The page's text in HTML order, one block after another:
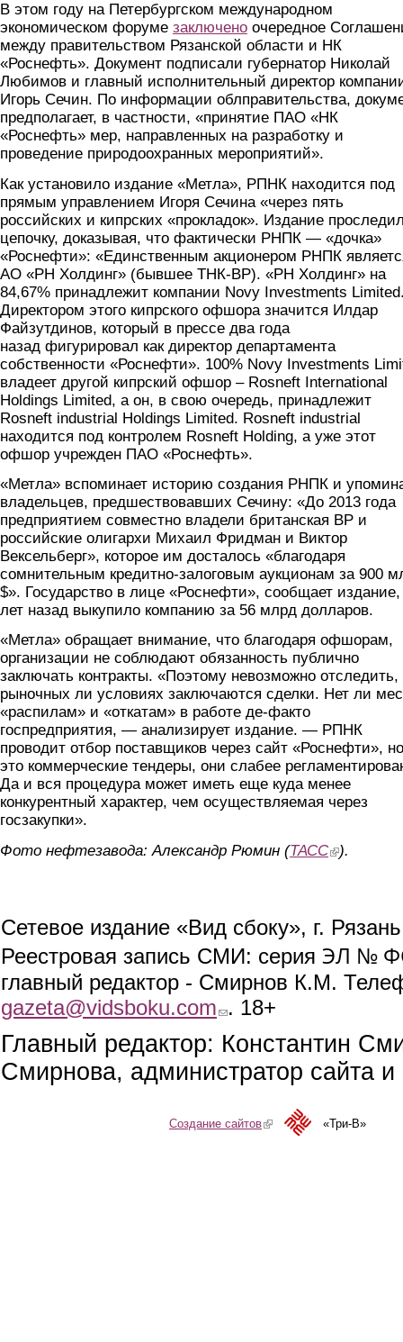
В этом году на Петербургском международном
экономическом форуме заключено очередное
между правительством Рязанской области и НК
«Роснефть». Документ подписали губернатор Николай
Любимов и главный исполнительный директор
Игорь Сечин. По информации облправительства,
предполагает, в частности, «принятие ПАО «НК
«Роснефть» мер, направленных на разработку и
проведение природоохранных мероприятий».
Как установило издание «Метла», РПНК находится под
прямым управлением Игоря Сечина «через пять
российских и кипрских «прокладок». Издание
цепочку, доказывая, что фактически РНПК — «дочка»
«Роснефти»: «Единственным акционером РНПК
АО «РН Холдинг» (бывшее ТНК-BP). «РН Холдинг» на
84,67% принадлежит компании Novy Investments
Директором этого кипрского офшора значится Илдар
Файзутдинов, который в прессе два года
назад фигурировал как директор департамента
собственности «Роснефти». 100% Novy Investments
владеет другой кипрский офшор – Rosneft International
Holdings Limited, а он, в свою очередь, принадлежит
Rosneft industrial Holdings Limited. Rosneft industrial
находится под контролем Rosneft Holding, а уже этот
офшор учрежден ПАО «Роснефть».
«Метла» вспоминает историю создания РНПК и
владельцев, предшествовавших Сечину: «До 2013 года
предприятием совместно владели британская BP и
российские олигархи Михаил Фридман и Виктор
Вексельберг», которое им досталось «благодаря
сомнительным кредитно-залоговым аукционам за 900
$». Государство в лице «Роснефти», сообщает
лет назад выкупило компанию за 56 млрд долларов.
«Метла» обращает внимание, что благодаря офшорам,
организации не соблюдают обязанность публично
заключать контракты. «Поэтому невозможно отследить,
рыночных ли условиях заключаются сделки. Нет ли
«распилам» и «откатам» в работе де-факто
госпредприятия, — анализирует издание. — РПНК
проводит отбор поставщиков через сайт «Роснефти», но
это коммерческие тендеры, они слабее
Да и вся процедура может иметь еще куда менее
конкурентный характер, чем осуществляемая через
госзакупки».
Фото нефтезавода: Александр Рюмин (ТАСС(link is
).
Сетевое издание «Вид сбоку», г.
Реестровая запись СМИ: серия ЭЛ №
главный редактор - Смирнов К.М.
gazeta@vidsboku.com (link sends e-mail)
. 18+
Главный редактор: Константин
Смирнова, администратор сайта
Создание сайтов(link is external)«Три-В»